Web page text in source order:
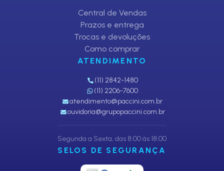
Central de Vendas
Prazos e entrega
Trocas e devoluções
Como comprar
ATENDIMENTO
(11) 2842-1480
(11) 2206-7600
atendimento@paccini.com.br
ouvidoria@grupopaccini.com.br
Segunda a Sexta, das 8:00 às 18:00
SELOS DE SEGURANÇA